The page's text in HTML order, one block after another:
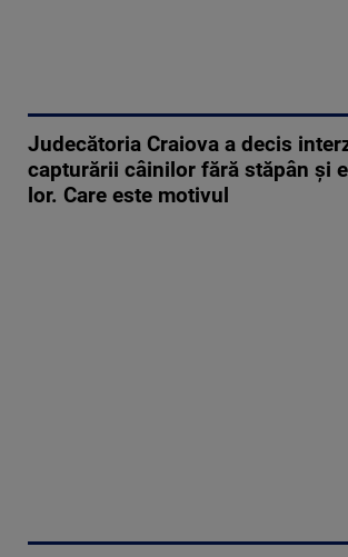
Judecătoria Craiova a decis
capturării câinilor fără stăpân și
lor. Care este motivul